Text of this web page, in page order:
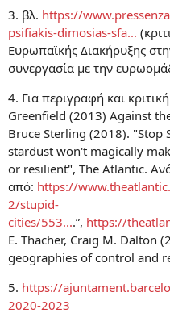
3. βλ. https://
psifiakis-dimosias-sfa...
Ευρωπαϊκής Διακήρυξης
συνεργασία με την
4. Για περιγραφή και
Greenfield (2013) Against
Bruce Sterling (2018). "Stop
stardust won't magically
or resilient", The Atlantic.
από: https://
2/stupid-
cities/553....”, https://
E. Thacher, Craig M. Dalton
geographies of control and
5. https://
2020-2023